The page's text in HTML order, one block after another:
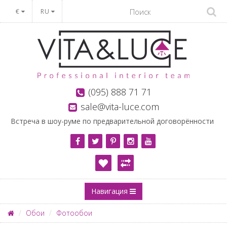
€ RU
(095) 888 71 71
sale@vita-luce.com
Встреча в шоу-руме по предварительной договорённости
Навигация
Обои Фотообои